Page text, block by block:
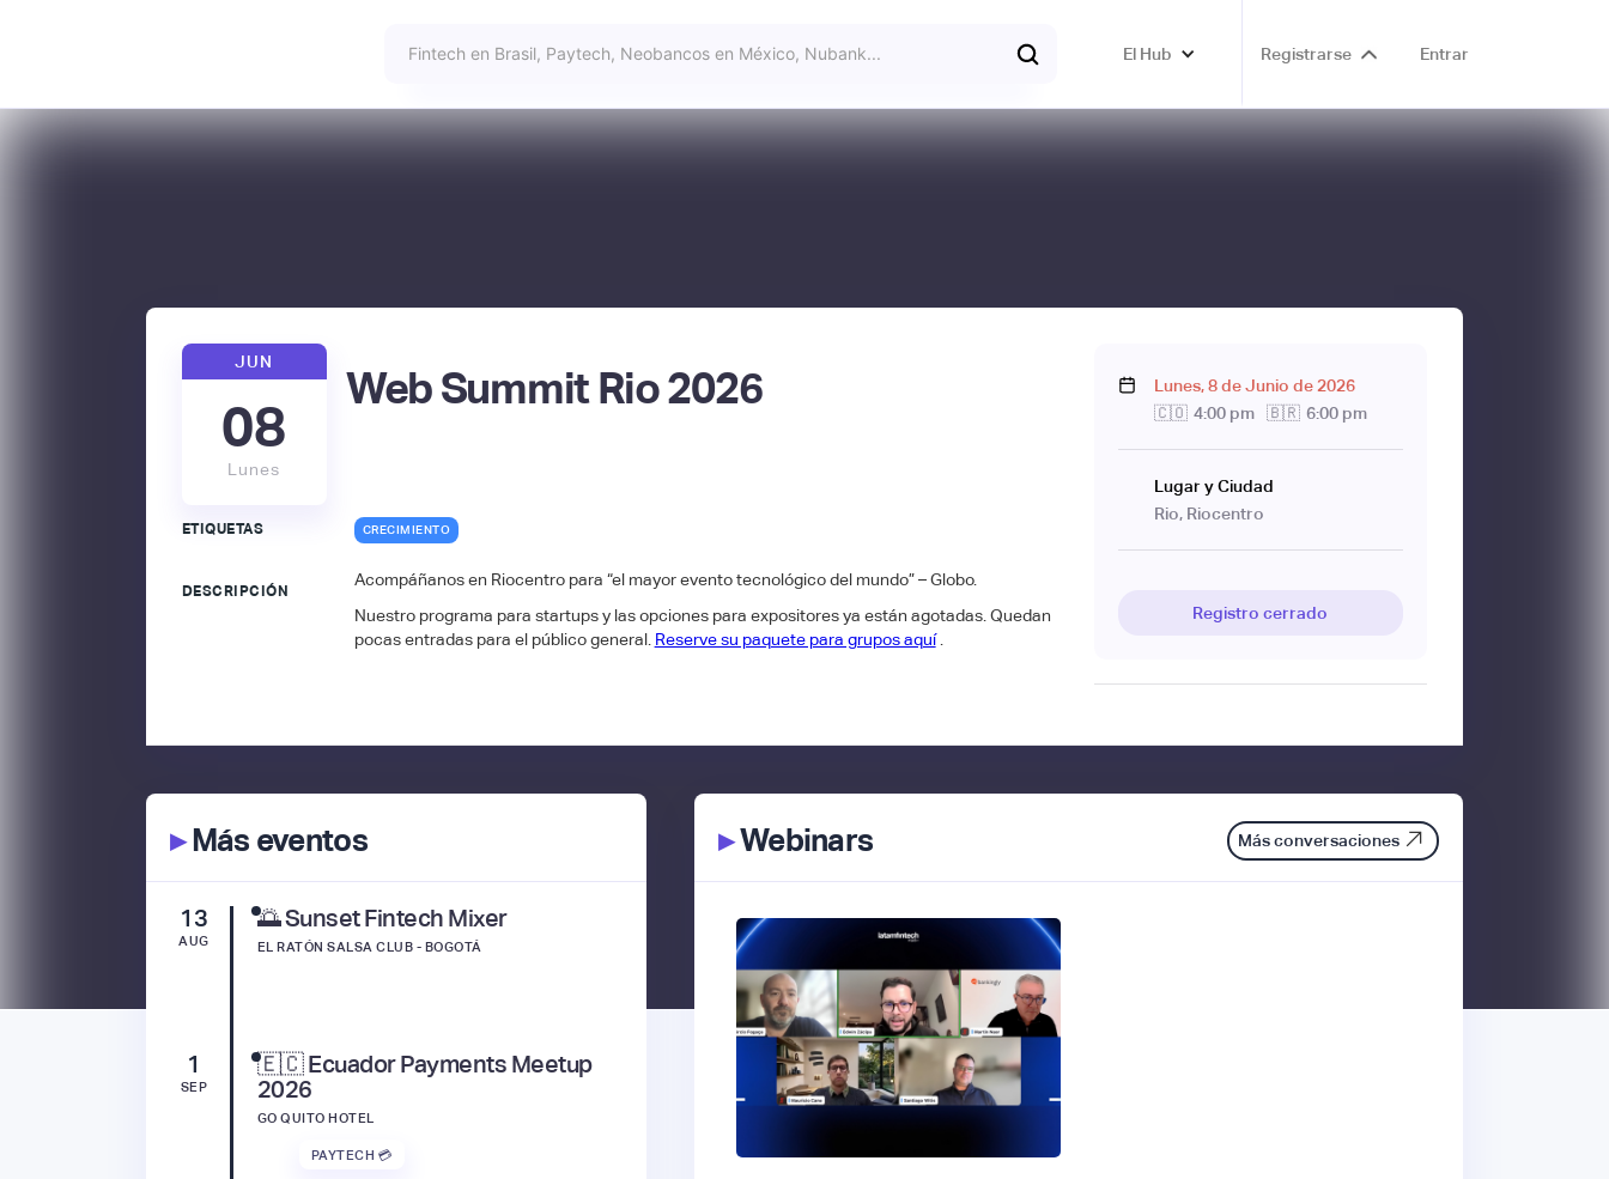
El Hub Registrarse Entrar
JUN
08
Lunes
Web Summit Rio 2026
ETIQUETAS CRECIMIENTO
DESCRIPCIÓN
Acompáñanos en Riocentro para “el mayor evento tecnológico del mundo” – Globo.
Nuestro programa para startups y las opciones para expositores ya están agotadas. Quedan
pocas entradas para el público general. Reserve su paquete para grupos aquí.
Lunes, 8 de Junio de 2026
🇨🇴 4:00 pm 🇧🇷 6:00 pm
Lugar y Ciudad
Rio, Riocentro
Registro cerrado
▸Más eventos
13
AUG
🌅 Sunset Fintech Mixer
EL RATÓN SALSA CLUB - BOGOTÁ
1
SEP
🇪🇨 Ecuador Payments Meetup
2026
GO QUITO HOTEL
PAYTECH 💳
▸Webinars Más conversaciones